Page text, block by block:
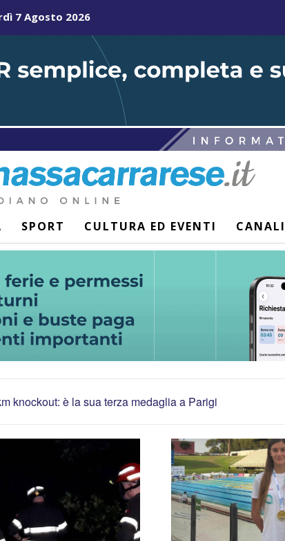
7 Agosto 2026
SPORT CULTURA ED EVENTI CANALI
knockout: è la sua terza medaglia a Parigi